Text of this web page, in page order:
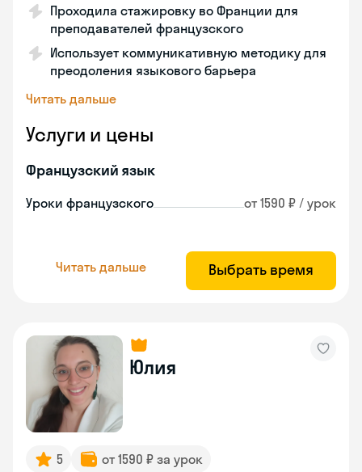
Проходила стажировку во Франции для
преподавателей французского
Использует коммуникативную методику для
преодоления языкового барьера
Читать дальше
Услуги и цены
Французский язык
Уроки французского от 1590 ₽ / урок
Читать дальше Выбрать время
Юлия
5
от 1590 ₽ за урок